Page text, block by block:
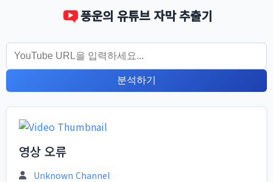
풍운의 유튜브 자막 추출기
분석하기
영상 오류
Unknown Channel